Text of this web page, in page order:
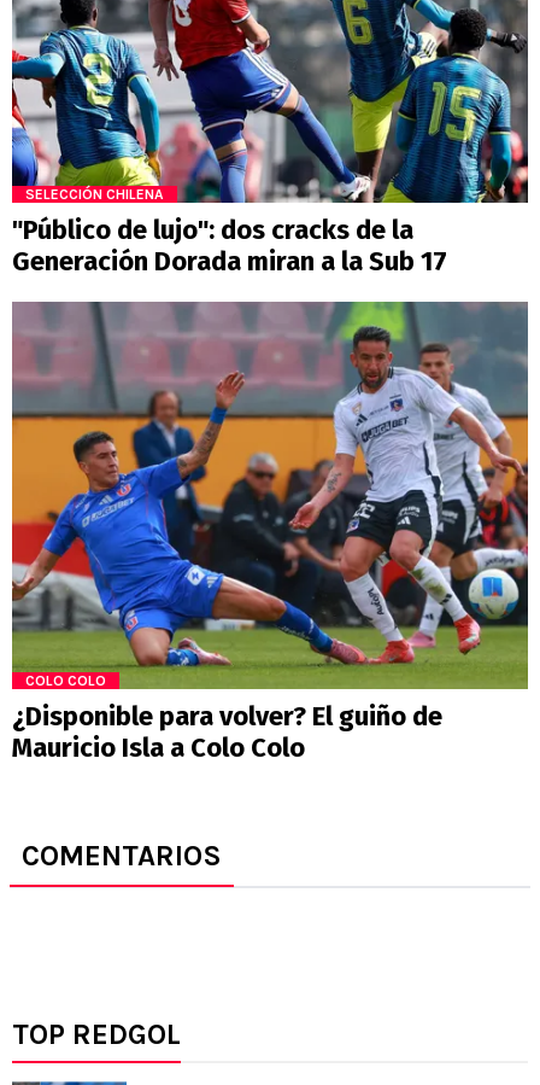
SELECCIÓN CHILENA
"Público de lujo": dos cracks de la
Generación Dorada miran a la Sub 17
COLO COLO
¿Disponible para volver? El guiño de
Mauricio Isla a Colo Colo
COMENTARIOS
TOP REDGOL